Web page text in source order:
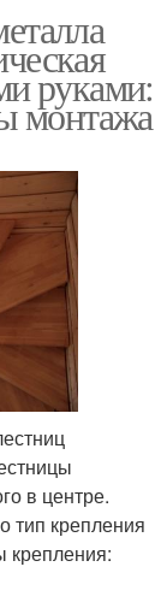
руками:
монтажа
в центре.
тип крепления
крепления: